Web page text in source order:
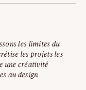
les limites du
les projets les
une créativité
au design